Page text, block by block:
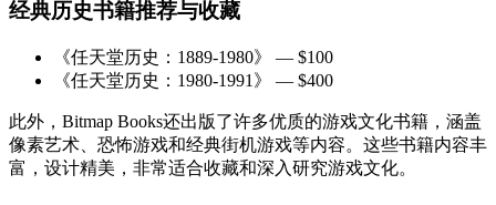
经典历史书籍推荐与收藏
《任天堂历史：1889-1980》 — $100
《任天堂历史：1980-1991》 — $400
此外，Bitmap Books还出版了许多优质的游戏文化书籍，涵盖
像素艺术、恐怖游戏和经典街机游戏等内容。这些书籍内容丰
富，设计精美，非常适合收藏和深入研究游戏文化。